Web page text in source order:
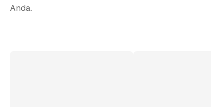
Anda.